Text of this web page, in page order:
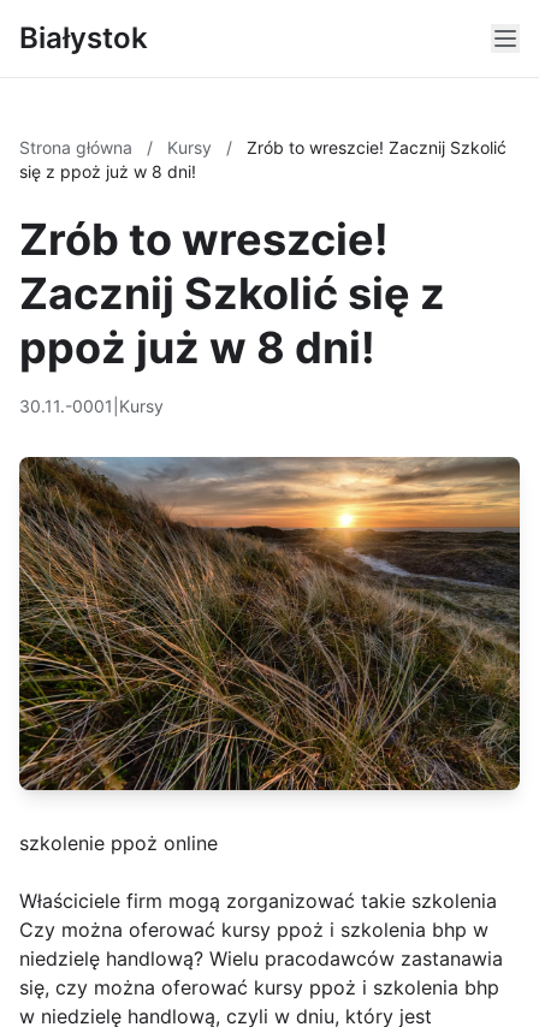
Białystok
Strona główna / Kursy /
Zrób to wreszcie! Zacznij Szkolić
się z ppoż już w 8 dni!
Zrób to wreszcie!
Zacznij Szkolić się z
ppoż już w 8 dni!
30.11.-0001 Kursy
szkolenie ppoż online
Właściciele firm mogą zorganizować takie szkolenia
Czy można oferować kursy ppoż i szkolenia bhp w
niedzielę handlową? Wielu pracodawców zastanawia
się, czy można oferować kursy ppoż i szkolenia bhp
w niedzielę handlową, czyli w dniu, który jest